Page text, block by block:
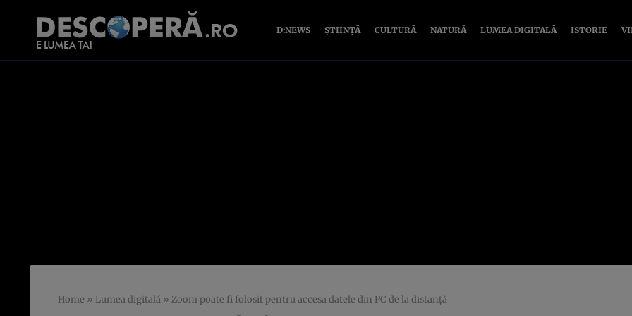
D:NEWS ȘTIINȚĂ CULTURĂ NATURĂ LUMEA DIGITALĂ ISTORIE
Home » Lumea digitală » Zoom poate fi folosit pentru accesa datele din PC de la distanţă